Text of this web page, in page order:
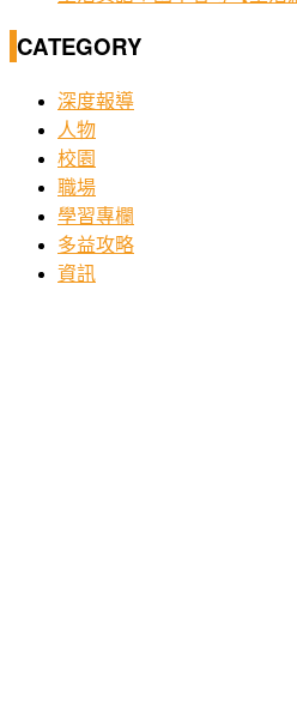
CATEGORY
深度報導
人物
校園
職場
學習專欄
多益攻略
資訊